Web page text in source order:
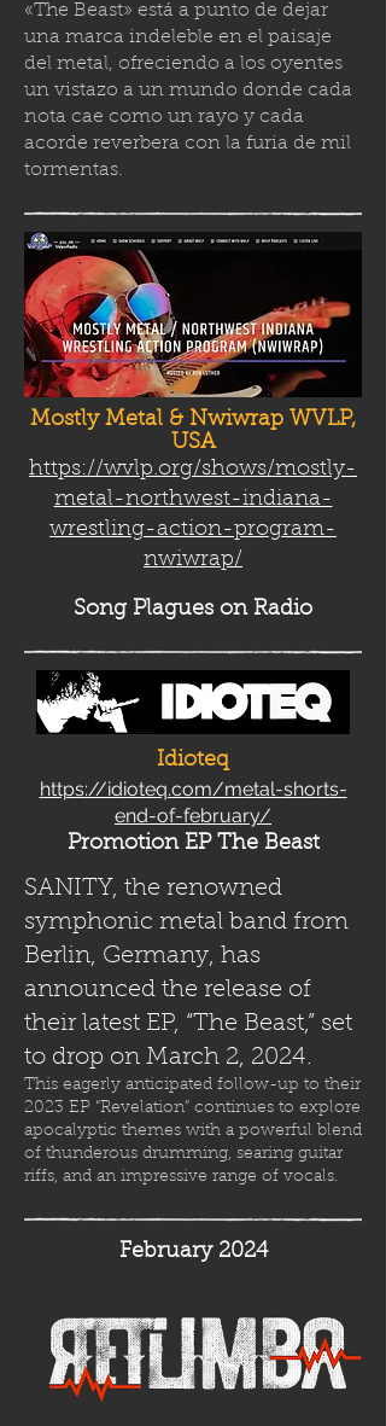
«The Beast» está a punto de dejar
una marca indeleble en el paisaje
del metal, ofreciendo a los oyentes
un vistazo a un mundo donde cada
nota cae como un rayo y cada
acorde reverbera con la furia de mil
tormentas.
Mostly Metal & Nwiwrap WVLP,
USA
https://wvlp.org/shows/mostly-
metal-northwest-indiana-
wrestling-action-program-
nwiwrap/
Song Plagues on Radio
Idioteq
https://idioteq.com/metal-shorts-
end-of-february/
Promotion EP The Beast
SANITY, the renowned
symphonic metal band from
Berlin, Germany, has
announced the release of
their latest EP, “The Beast,” set
to drop on March 2, 2024.
This eagerly anticipated follow-up to their
2023 EP “Revelation” continues to explore
apocalyptic themes with a powerful blend
of thunderous drumming, searing guitar
riffs, and an impressive range of vocals.
February 2024